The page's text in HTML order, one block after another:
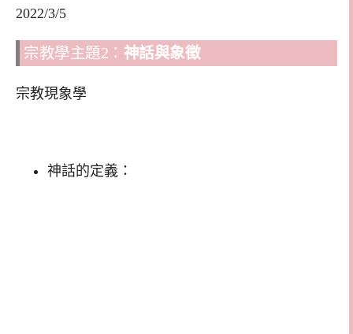
2022/3/5
宗教學主題2： 神話與象徵
宗教現象學
神話的定義：